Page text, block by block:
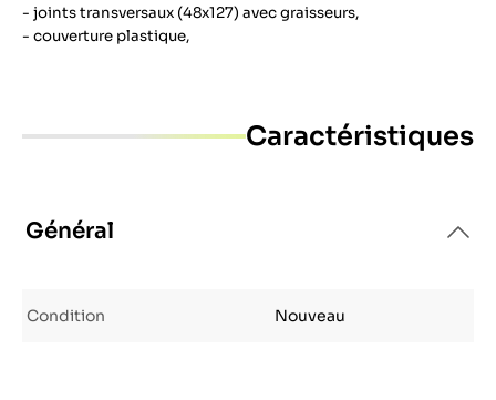
- joints transversaux (48x127) avec graisseurs,
- couverture plastique,
Caractéristiques
Général
Condition Nouveau